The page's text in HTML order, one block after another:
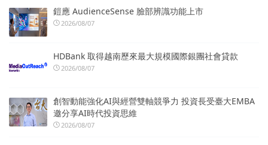
鎧應 AudienceSense 臉部辨識功能上市
2026/08/07
HDBank 取得越南歷來最大規模國際銀團社會貸款
2026/08/07
創智動能強化AI與經營雙軸競爭力 投資長受臺大EMBA
邀分享AI時代投資思維
2026/08/07